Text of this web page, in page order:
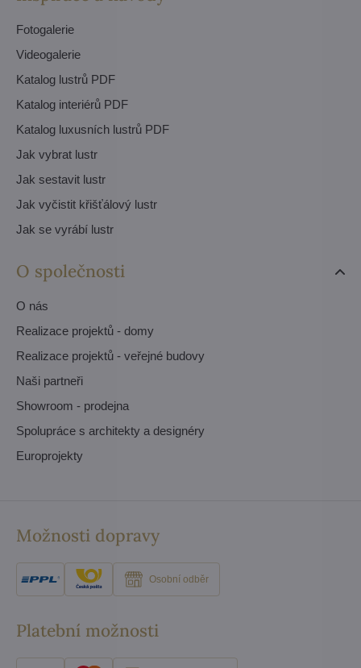
Fotogalerie
Videogalerie
Katalog lustrů PDF
Katalog interiérů PDF
Katalog luxusních lustrů PDF
Jak vybrat lustr
Jak sestavit lustr
Jak vyčistit křišťálový lustr
Jak se vyrábí lustr
O společnosti
O nás
Realizace projektů - domy
Realizace projektů - veřejné budovy
Naši partneři
Showroom - prodejna
Spolupráce s architekty a designéry
Europrojekty
Možnosti dopravy
Osobní odběr
Platební možnosti